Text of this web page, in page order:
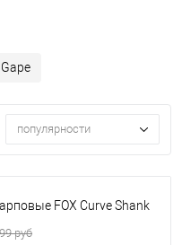
популярности
FOX Curve Shank
руб